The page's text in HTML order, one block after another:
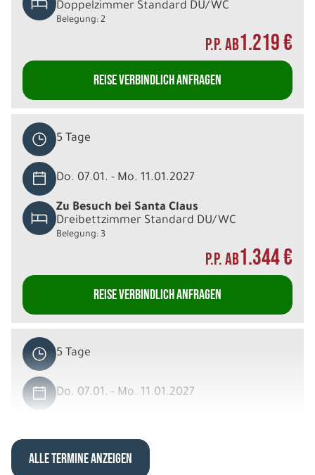
Doppelzimmer Standard DU/WC
Belegung: 2
P.P. AB1.219 €
REISE VERBINDLICH ANFRAGEN
5 Tage
Do. 07.01. - Mo. 11.01.2027
Zu Besuch bei Santa Claus
Dreibettzimmer Standard DU/WC
Belegung: 3
P.P. AB1.344 €
REISE VERBINDLICH ANFRAGEN
5 Tage
Do. 07.01. - Mo. 11.01.2027
ALLE TERMINE ANZEIGEN